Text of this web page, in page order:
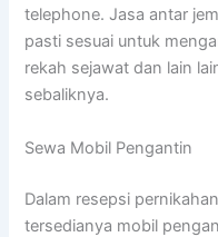
telephone. Jasa antar
pasti sesuai untuk
rekah sejawat dan lain
sebaliknya.
Sewa Mobil Pengantin
Dalam resepsi
tersedianya mobil